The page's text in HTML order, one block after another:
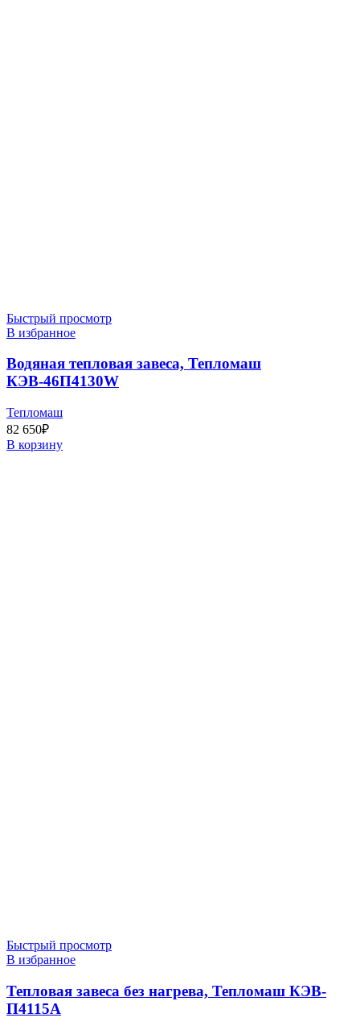
Быстрый просмотр
В избранное
Водяная тепловая завеса, Тепломаш
КЭВ-46П4130W
Тепломаш
82 650₽
В корзину
Быстрый просмотр
В избранное
Тепловая завеса без нагрева, Тепломаш КЭВ-
П4115A